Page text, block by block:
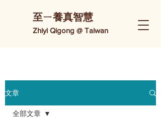
Zhiyi Qigong @ Taiwan
​至ㄧ養真智慧
文章
全部文章